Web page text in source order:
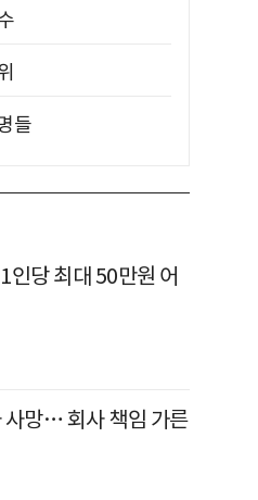
들
당 최대 50만원 어
사망… 회사 책임 가른